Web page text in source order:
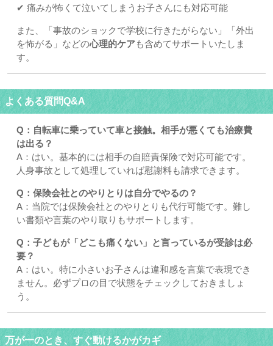
✔ 痛みが怖くて泣いてしまうお子さんにも対応可能
また、「事故のショックで学校に行きたがらない」「外出
を怖がる」などの心理的ケアも含めてサポートいたしま
す。
よくある質問Q&A
Q：自転車に乗っていて車と接触。相手が悪くても治療費
は出る？
A：はい。基本的には相手の自賠責保険で対応可能です。
人身事故として処理していれば慰謝料も請求できます。
Q：保険会社とのやりとりは自分でやるの？
A：当院では保険会社とのやりとりも代行可能です。難し
い書類や言葉のやり取りもサポートします。
Q：子どもが「どこも痛くない」と言っているが受診は必
要？
A：はい。特に小さいお子さんは違和感を言葉で表現でき
ません。必ずプロの目で状態をチェックしておきましょ
う。
万が一のとき、すぐ動けるかがカギ